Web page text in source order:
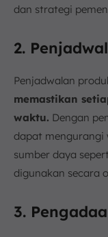
dan strategi
2.
Penjadwalan
memastikan
waktu. Dengan
dapat mengurangi
sumber daya
digunakan secara
3.